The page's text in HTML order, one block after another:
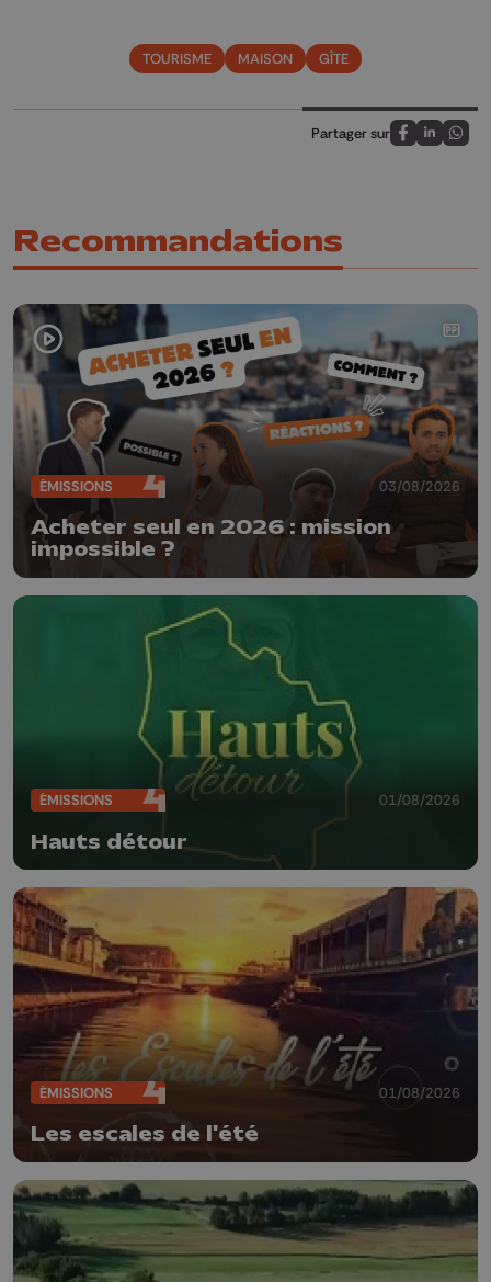
TOURISME MAISON GÎTE
Partager sur
Partagez sur
Partagez
Recommandations
ÉMISSIONS 03/08/2026
Acheter seul en 2026 : mission
impossible ?
ÉMISSIONS 01/08/2026
Hauts détour
ÉMISSIONS 01/08/2026
Les escales de l'été